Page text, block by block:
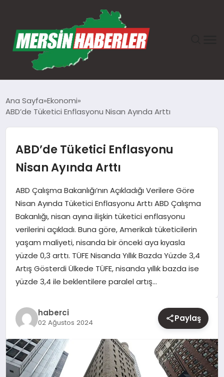
EKONOMI
SAĞLIK
TEKNOLOJI
YAŞAM
EĞITIM
Ana Sayfa Ekonomi
ABD’de Tüketici Enflasyonu Nisan Ayında Arttı
ABD’de Tüketici Enflasyonu
Nisan Ayında Arttı
ABD Çalışma Bakanlığı’nın Açıkladığı Verilere Göre
Nisan Ayında Tüketici Enflasyonu Arttı ABD Çalışma
Bakanlığı, nisan ayına ilişkin tüketici enflasyonu
verilerini açıkladı. Buna göre, Amerikalı tüketicilerin
yaşam maliyeti, nisanda bir önceki aya kıyasla
yüzde 0,3 arttı. TÜFE Nisanda Yıllık Bazda Yüzde 3,4
Artış Gösterdi Ülkede TÜFE, nisanda yıllık bazda ise
yüzde 3,4 ile beklentilere paralel artış…
haberci
02 Ağustos 2024 Paylaş